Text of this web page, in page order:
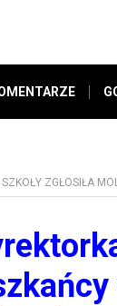
ZGŁOSIŁA